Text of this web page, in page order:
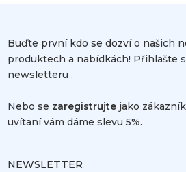
Buďte první kdo se dozví o našich
produktech a nabídkách! Přihlašte
newsletteru .
Nebo se zaregistrujte jako
uvítaní vám dáme slevu 5%.
NEWSLETTER